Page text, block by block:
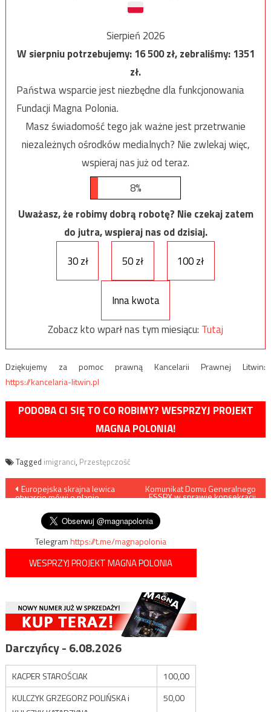
Sierpień 2026
W sierpniu potrzebujemy:16 500zł, zebraliśmy:1351
zł.
Państwa wsparcie jest niezbędne dla funkcjonowania
Fundacji Magna Polonia.
Masz świadomość tego jak ważne jest przetrwanie
niezależnych ośrodków medialnych? Nie zwlekaj więc,
wspieraj nas już od teraz.
8%
Uważasz, że robimy dobrą robotę? Nie czekaj zatem
do jutra, wspieraj nas od dzisiaj.
30 zł
50 zł 100 zł
Inna kwota
Zobacz kto wparł nas tym miesiącu: Tutaj
Dziękujemy za pomoc prawną Kancelarii Prawnej Litwin:
https://kancelaria-litwin.pl
PODOBA CI SIĘ TO CO ROBIMY? WESPRZYJ PROJEKT
MAGNA POLONIA!
Tagged imigranci, Przestępczość
Nawigacja
wpisu
Europejska skrajna lewica
otwarcie mówi o planie
Komunikat Domu Generalnego
FSSPX w sprawie konsekracji
Telegramhttps://t.me/magnapolonia
WESPRZYJ PROJEKT MAGNA POLONIA
Darczyńcy - 6.08.2026
KACPER STAROŚCIAK
100,00
KULCZYK GRZEGORZ POLIŃSKA i
50,00